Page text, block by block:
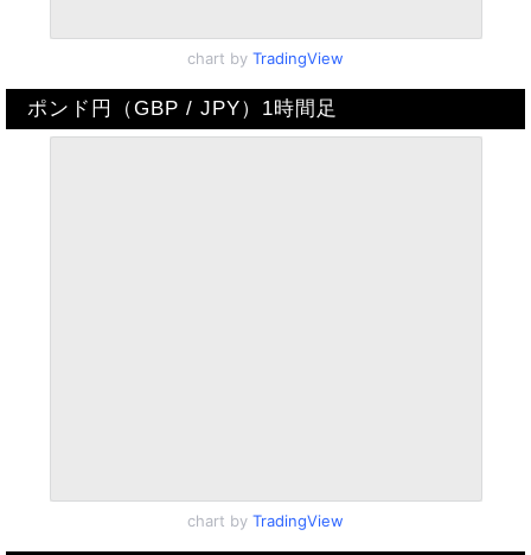
chart by TradingView
ポンド円（GBP / JPY）1時間足
chart by TradingView